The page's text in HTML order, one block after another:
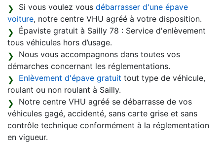
Si vous voulez vous débarrasser d'une épave
voiture, notre centre VHU agréé à votre disposition.
Épaviste gratuit à Sailly 78 : Service d'enlèvement
tous véhicules hors d’usage.
Nous vous accompagnons dans toutes vos
démarches concernant les réglementations.
Enlèvement d'épave gratuit tout type de véhicule,
roulant ou non roulant à Sailly.
Notre centre VHU agréé se débarrasse de vos
véhicules gagé, accidenté, sans carte grise et sans
contrôle technique conformément à la réglementation
en vigueur.